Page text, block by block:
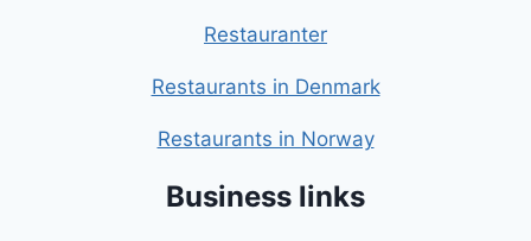
Restauranter
Restaurants in Denmark
Restaurants in Norway
Business links